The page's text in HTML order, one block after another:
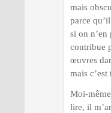
mais
parce
si on n’en
contribue
œuvres
mais
Moi-
lire, il